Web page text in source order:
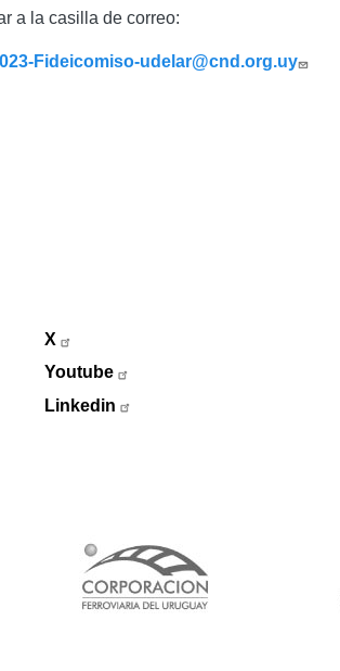
a la casilla de correo:
Fideicomiso-udelar@cnd.org.uy
X
Youtube
Linkedin